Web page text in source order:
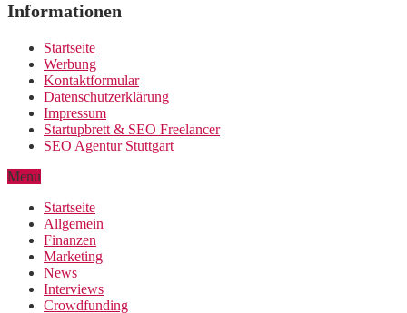
Informationen
Startseite
Werbung
Kontaktformular
Datenschutzerklärung
Impressum
Startupbrett & SEO Freelancer
SEO Agentur Stuttgart
Menu
Startseite
Allgemein
Finanzen
Marketing
News
Interviews
Crowdfunding